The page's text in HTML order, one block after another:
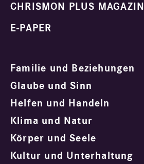
CHRISMON PLUS MAGAZIN
E-PAPER
Familie und Beziehungen
Glaube und Sinn
Helfen und Handeln
Klima und Natur
Körper und Seele
Kultur und Unterhaltung